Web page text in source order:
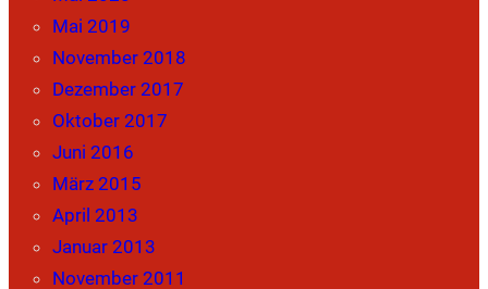
Mai 2019
November 2018
Dezember 2017
Oktober 2017
Juni 2016
März 2015
April 2013
Januar 2013
November 2011